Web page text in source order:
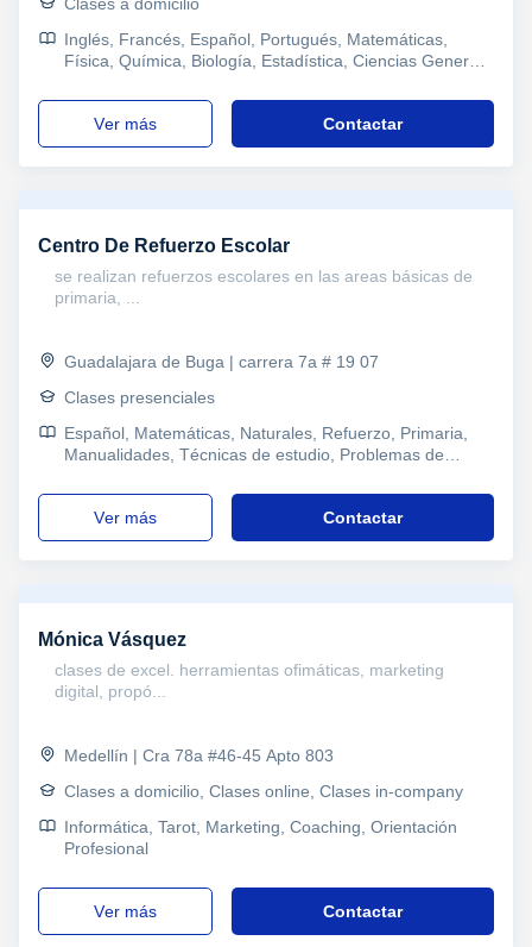
Inglés, Francés, Español, Portugués, Matemáticas,
Física, Química, Biología, Estadística, Ciencias General,
Ambientales, Filosofía, Yoga, Ajedrez, Pruebas de
acceso, Saber Pro, Refuerzo, Primaria, Costura,
Jardinería, Manualidades, Tarot, Educación canina,
ver más Contactar
Centro De Refuerzo Escolar
se realizan refuerzos escolares en las areas básicas de
primaria, ...
Guadalajara de Buga | carrera 7a # 19 07
Clases presenciales
Español, Matemáticas, Naturales, Refuerzo, Primaria,
Manualidades, Técnicas de estudio, Problemas de
ver más Contactar
Mónica Vásquez
clases de excel. herramientas ofimáticas, marketing
digital, propó...
Medellín | Cra 78a #46-45 Apto 803
Clases a domicilio, Clases online, Clases in-company
Informática, Tarot, Marketing, Coaching, Orientación
Profesional
ver más Contactar